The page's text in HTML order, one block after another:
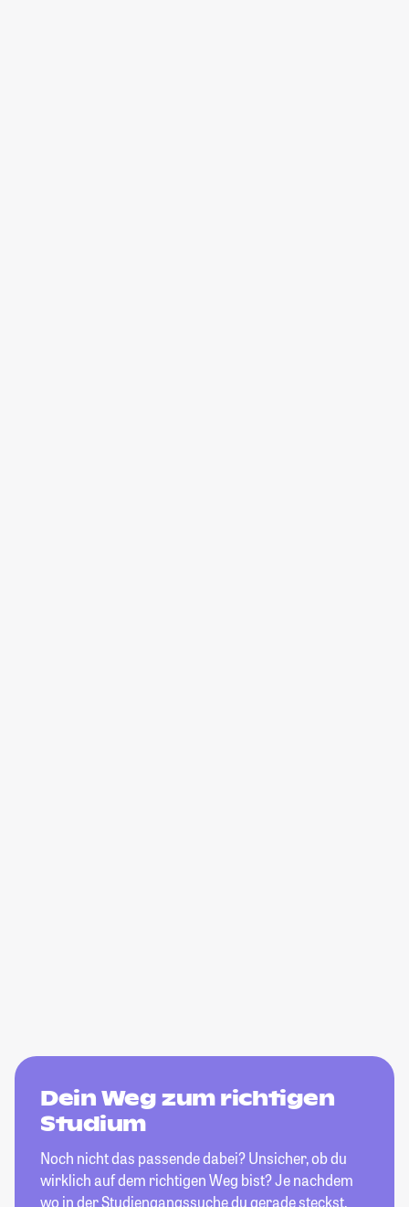
Dein Weg zum richtigen
Studium
Noch nicht das passende dabei? Unsicher, ob du
wirklich auf dem richtigen Weg bist? Je nachdem
wo in der Studiengangssuche du gerade steckst,